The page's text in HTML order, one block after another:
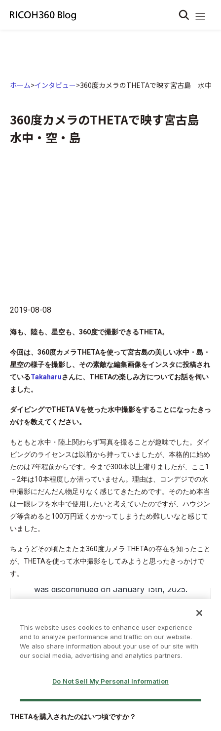
ホーム>インタビュー>360度カメラのTHETAで映す宮古島 水中・
360度カメラのTHETAで映す宮古島
水中・空・島
2019-08-08
海も、陸も、星空も、360度で撮影できるTHETA。
今回は、360度カメラTHETAを使って宮古島の美しい水中・島・
星空の様子を撮影し、その素敵な編集画像をインスタに投稿され
ているTakaharuさんに、THETAの楽しみ方についてお話を伺い
ました。
ダイビングでTHETA Vを使った水中撮影をすることになったきっ
かけを教えてください。
もともと水中・陸上関わらず写真を撮ることが趣味でした。ダイ
ビングのライセンスは以前から持っていましたが、本格的に始め
たのは7年程前からです。今まで300本以上潜りましたが、ここ1
－2年は10本程度しか潜っていません。理由は、コンデジでの水
中撮影にだんだん物足りなく感じてきたためです。そのため本当
は一眼レフを水中で使用したいと考えていたのですが、ハウジン
グ等含めると100万円近くかかってしまうため難しいなと感じて
いました。
ちょうどその頃たまたま360度カメラ THETAの存在を知ったこと
が、THETAを使って水中撮影をしてみようと思ったきっかけで
す。
THETAを購入されたのはいつ頃ですか？